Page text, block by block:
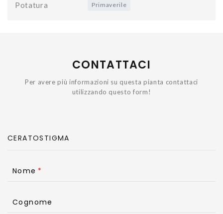
Potatura Primaverile
CONTATTACI
Per avere più informazioni su questa pianta contattaci
utilizzando questo form!
Nome
Cognome